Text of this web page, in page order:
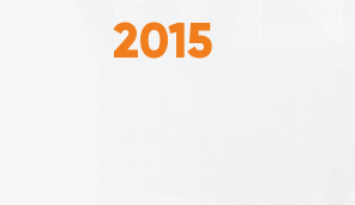
2015